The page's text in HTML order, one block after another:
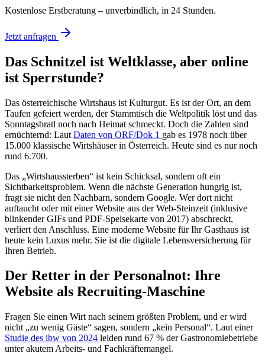
Kostenlose Erstberatung – unverbindlich, in 24 Stunden.
Jetzt anfragen
Das Schnitzel ist Weltklasse, aber online
ist Sperrstunde?
Das österreichische Wirtshaus ist Kulturgut. Es ist der Ort, an dem
Taufen gefeiert werden, der Stammtisch die Weltpolitik löst und das
Sonntagsbratl noch nach Heimat schmeckt. Doch die Zahlen sind
ernüchternd: Laut Daten von ORF/Dok 1 gab es 1978 noch über
15.000 klassische Wirtshäuser in Österreich. Heute sind es nur noch
rund 6.700.
Das „Wirtshaussterben“ ist kein Schicksal, sondern oft ein
Sichtbarkeitsproblem. Wenn die nächste Generation hungrig ist,
fragt sie nicht den Nachbarn, sondern Google. Wer dort nicht
auftaucht oder mit einer Website aus der Web-Steinzeit (inklusive
blinkender GIFs und PDF-Speisekarte von 2017) abschreckt,
verliert den Anschluss. Eine moderne Website für Ihr Gasthaus ist
heute kein Luxus mehr. Sie ist die digitale Lebensversicherung für
Ihren Betrieb.
Der Retter in der Personalnot: Ihre
Website als Recruiting-Maschine
Fragen Sie einen Wirt nach seinem größten Problem, und er wird
nicht „zu wenig Gäste“ sagen, sondern „kein Personal“. Laut einer
Studie des ibw von 2024 leiden rund 67 % der Gastronomiebetriebe
unter akutem Arbeits- und Fachkräftemangel.